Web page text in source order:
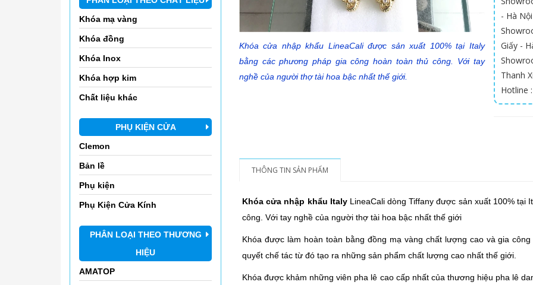
Khóa mạ vàng
Khóa đồng
Khóa Inox
Khóa hợp kim
Chất liệu khác
PHỤ KIỆN CỬA
Clemon
Bản lề
Phụ kiện
Phụ Kiện Cửa Kính
PHÂN LOẠI THEO THƯƠNG
HIỆU
AMATOP
Khóa cửa nhập khẩu LineaCali được sản xuất 100% tại Italy
bằng các phương pháp gia công hoàn toàn thủ công. Với tay
nghề của người thợ tài hoa bậc nhất thế giới.
- Hà Nội
Giấy -
Thanh
Hotline
THÔNG TIN SẢN PHẨM
Khóa cửa nhập khẩu ItalyLineaCali dòng Tiffany được sản xuất 100% tại
công. Với tay nghề của người thợ tài hoa bậc nhất thế giới
Khóa được làm hoàn toàn bằng đồng mạ vàng chất lượng cao và gia
quyết chế tác từ đó tạo ra những sản phẩm chất lượng cao nhất thế giới.
Khóa được khảm những viên pha lê cao cấp nhất của thương hiệu pha lê